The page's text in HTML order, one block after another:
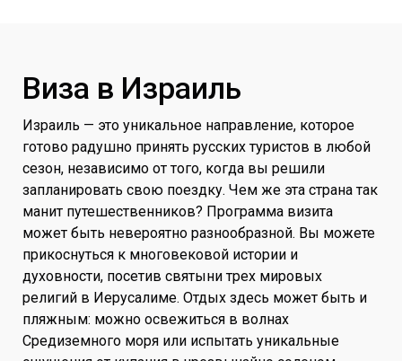
Виза в Израиль
Израиль — это уникальное направление, которое
готово радушно принять русских туристов в любой
сезон, независимо от того, когда вы решили
запланировать свою поездку. Чем же эта страна так
манит путешественников? Программа визита
может быть невероятно разнообразной. Вы можете
прикоснуться к многовековой истории и
духовности, посетив святыни трех мировых
религий в Иерусалиме. Отдых здесь может быть и
пляжным: можно освежиться в волнах
Средиземного моря или испытать уникальные